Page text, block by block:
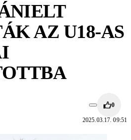
AZ U18-AS
0
2025.03.17. 09:51